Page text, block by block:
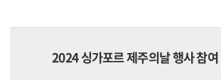
2024 싱가포르 제주의날 행사 참